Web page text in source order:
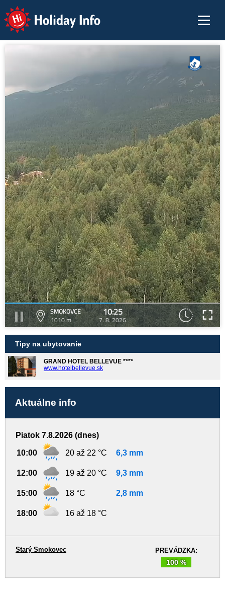
Holiday Info
SMOKOVCE
1010 m
10:25
7. 8. 2026
Tipy na ubytovanie
GRAND HOTEL BELLEVUE ****
www.hotelbellevue.sk
Aktuálne info
Piatok 7.8.2026 (dnes)
10:00 20 až 22 °C 6,3 mm
12:00 19 až 20 °C 9,3 mm
15:00 18 °C 2,8 mm
18:00 16 až 18 °C
PREVÁDZKA:
100 %
Starý Smokovec